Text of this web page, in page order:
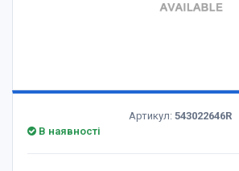
Артикул: 543022646R
В наявності